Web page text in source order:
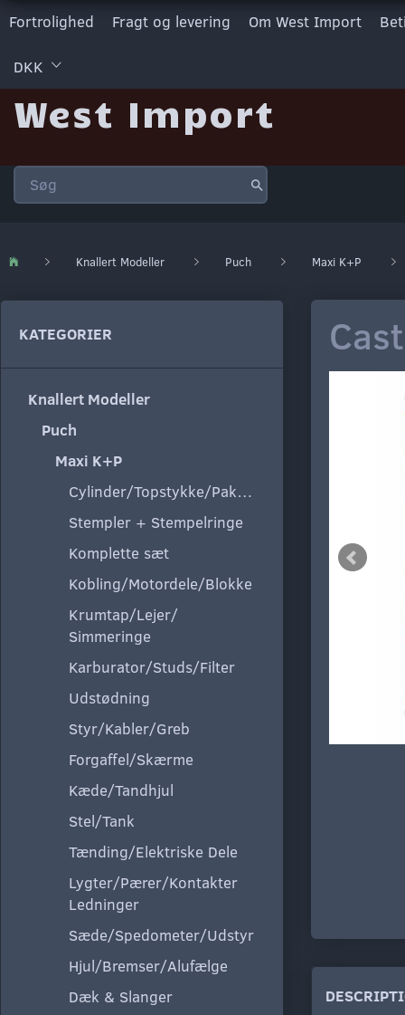
Fortrolighed Fragt og levering Om West Import
DKK
West Import
Knallert Modeller Puch Maxi K+P
KATEGORIER
Knallert Modeller
Puch
Maxi K+P
Cylinder/Topstykke/Pakning
Stempler + Stempelringe
Komplette sæt
Kobling/Motordele/Blokke
Krumtap/Lejer/
Simmeringe
Karburator/Studs/Filter
Udstødning
Styr/Kabler/Greb
Forgaffel/Skærme
Kæde/Tandhjul
Stel/Tank
Tænding/Elektriske Dele
Lygter/Pærer/Kontakter
Ledninger
Sæde/Spedometer/Udstyr
Hjul/Bremser/Alufælge
Dæk & Slanger